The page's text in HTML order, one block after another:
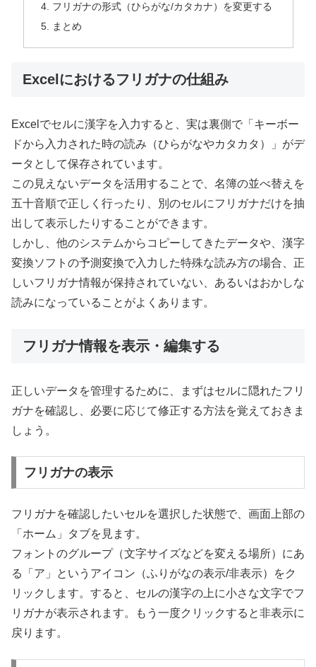
フリガナの形式（ひらがな/カタカナ）を変更する
まとめ
Excelにおけるフリガナの仕組み
Excelでセルに漢字を入力すると、実は裏側で「キーボー
ドから入力された時の読み（ひらがなやカタカタ）」がデ
ータとして保存されています。
この見えないデータを活用することで、名簿の並べ替えを
五十音順で正しく行ったり、別のセルにフリガナだけを抽
出して表示したりすることができます。
しかし、他のシステムからコピーしてきたデータや、漢字
変換ソフトの予測変換で入力した特殊な読み方の場合、正
しいフリガナ情報が保持されていない、あるいはおかしな
読みになっていることがよくあります。
フリガナ情報を表示・編集する
正しいデータを管理するために、まずはセルに隠れたフリ
ガナを確認し、必要に応じて修正する方法を覚えておきま
しょう。
フリガナの表示
フリガナを確認したいセルを選択した状態で、画面上部の
「ホーム」タブを見ます。
フォントのグループ（文字サイズなどを変える場所）にあ
る「ア」というアイコン（ふりがなの表示/非表示）をク
リックします。すると、セルの漢字の上に小さな文字でフ
リガナが表示されます。もう一度クリックすると非表示に
戻ります。